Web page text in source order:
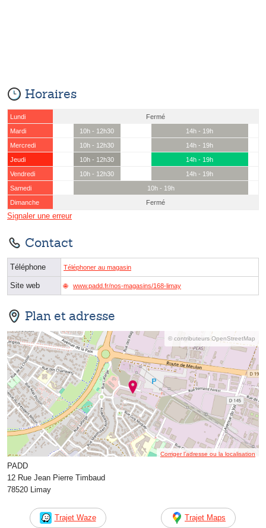
Horaires
Lundi
Fermé
Mardi
10h - 12h30
14h - 19h
Mercredi
10h - 12h30
14h - 19h
Jeudi
10h - 12h30
14h - 19h
Vendredi
10h - 12h30
14h - 19h
Samedi
10h - 19h
Dimanche
Fermé
Signaler une erreur
Contact
Téléphone Téléphoner au magasin
Site web www.padd.fr/nos-magasins/168-limay
Plan et adresse
© contributeurs OpenStreetMap
Corriger l’adresse ou la localisation
PADD
12 Rue Jean Pierre Timbaud
78520 Limay
Trajet Waze Trajet Maps